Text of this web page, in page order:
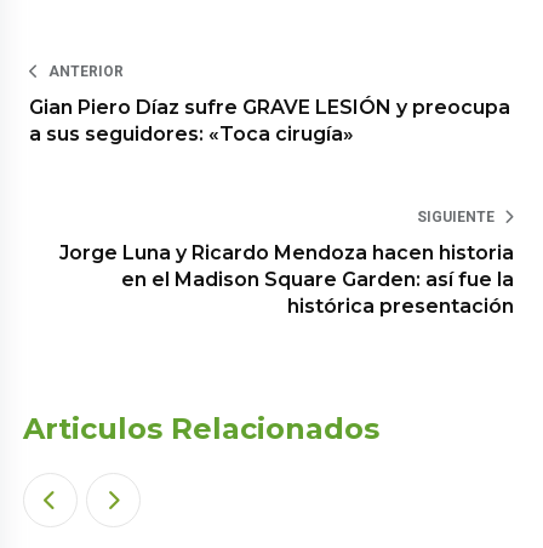
ANTERIOR
Gian Piero Díaz sufre GRAVE LESIÓN y preocupa
a sus seguidores: «Toca cirugía»
SIGUIENTE
Jorge Luna y Ricardo Mendoza hacen historia
en el Madison Square Garden: así fue la
histórica presentación
Articulos Relacionados